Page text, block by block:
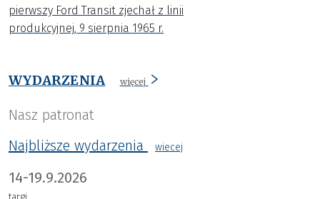
pierwszy Ford Transit zjechał z linii
produkcyjnej, 9 sierpnia 1965 r.
WYDARZENIA więcej
Nasz patronat
Najbliższe wydarzenia
wiecej
14-19.9.2026